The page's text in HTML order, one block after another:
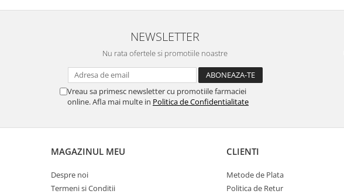
NEWSLETTER
Nu rata ofertele si promotiile noastre
Vreau sa primesc newsletter cu promotiile farmaciei
online. Afla mai multe in Politica de Confidentialitate
MAGAZINUL MEU
Despre noi
Termeni si Conditii
CLIENTI
Metode de Plata
Politica de Retur